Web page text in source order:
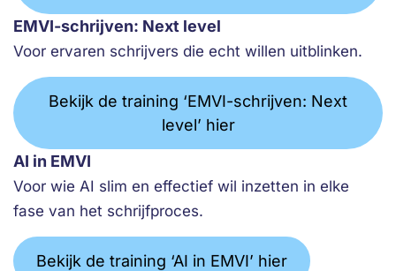
EMVI-schrijven: Next level
Voor ervaren schrijvers die echt willen uitblinken.
Bekijk de training ‘EMVI-schrijven: Next
level’ hier
AI in EMVI
Voor wie AI slim en effectief wil inzetten in elke
fase van het schrijfproces.
Bekijk de training ‘AI in EMVI’ hier